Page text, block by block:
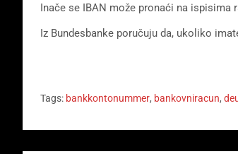
Inače se IBAN može pronaći na ispisima
Iz Bundesbanke poručuju da, ukoliko
Tags: bankkontonummer, bankovniracun,